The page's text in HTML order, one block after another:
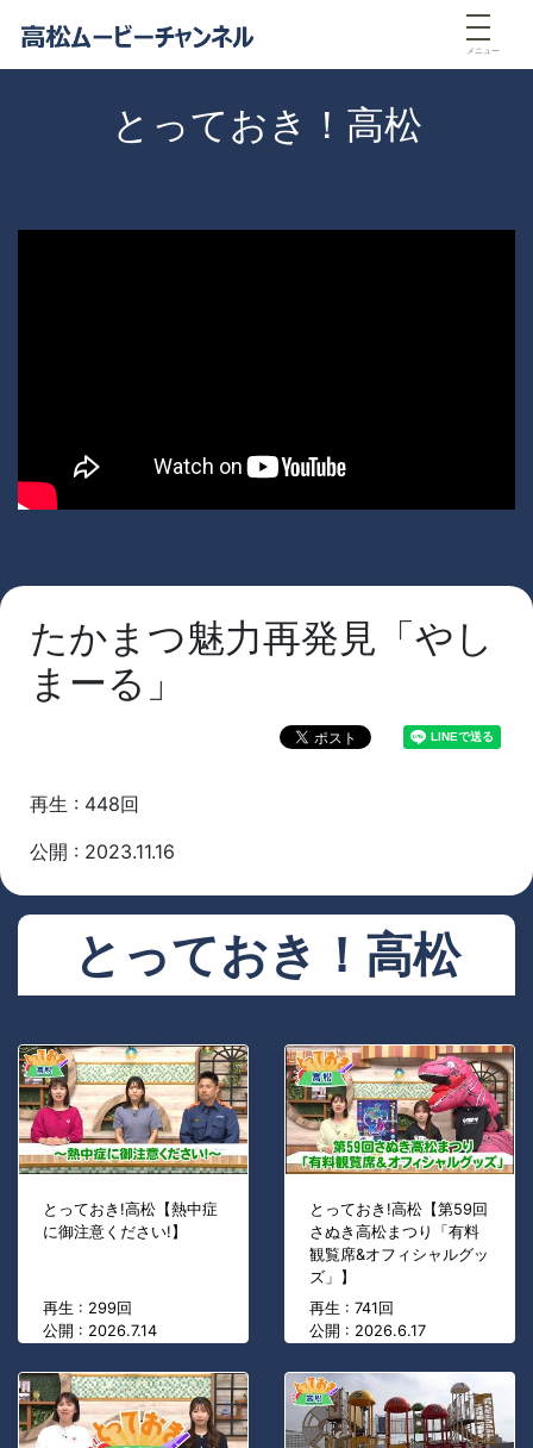
メニュー
とっておき！高松
たかまつ魅力再発見「やし
まーる」
再生 : 448回
公開 : 2023.11.16
とっておき！高松
とっておき!高松【熱中症
に御注意ください!】
再生 : 299回
公開 : 2026.7.14
とっておき!高松【第59回
さぬき高松まつり「有料
観覧席&オフィシャルグッ
ズ」】
再生 : 741回
公開 : 2026.6.17